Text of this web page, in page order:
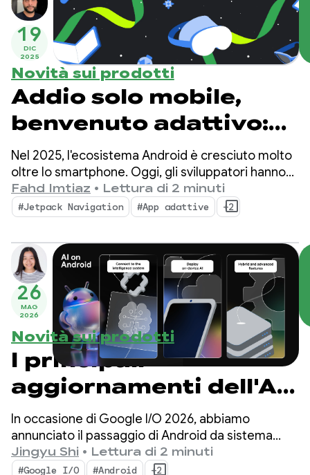
19
DIC
2025
Novità sui prodotti
Addio solo mobile,
benvenuto adattivo:
tre aggiornamenti
essenziali del 2025 per
la creazione di app
Nel 2025, l'ecosistema Android è cresciuto molto
oltre lo smartphone. Oggi, gli sviluppatori hanno
l'opportunità di raggiungere oltre 500 milioni di
dispositivi attivi, tra cui pieghevoli, tablet, XR,
Chromebook e auto compatibili.
Fahd Imtiaz • Lettura di 2 minuti
#Jetpack Navigation #App adattive +2
26
MAG
2026
Novità sui prodotti
I principali
aggiornamenti dell'AI
su Android per la
creazione di
esperienze intelligenti
In occasione di Google I/O 2026, abbiamo
annunciato il passaggio di Android da sistema
operativo a sistema di intelligence. Abbiamo
anche mostrato come creare esperienze
Jingyu Shi • Lettura di 2 minuti
#Google I/O #Android +2